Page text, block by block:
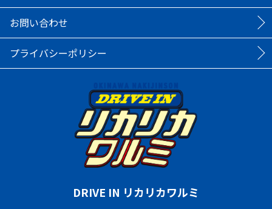
お問い合わせ
プライバシーポリシー
DRIVE IN リカリカワルミ